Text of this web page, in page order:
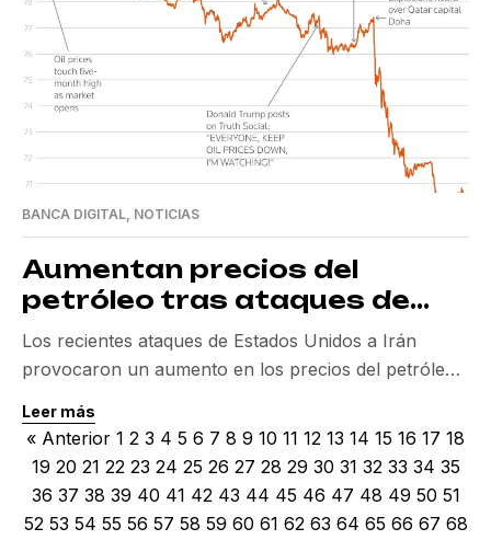
BANCA DIGITAL, NOTICIAS
Aumentan precios del
petróleo tras ataques de
Estados Unidos a Irán
Los recientes ataques de Estados Unidos a Irán
provocaron un aumento en los precios del petróleo,
globales y la economía. En un evento que refuerza la
delicada relación entre estos dos países, los ataques
a tres centrales nucleares iraníes provocaron una
significativa escalada del conflicto entre Irán e […]
Leer más
« Anterior 1 2 3 4 5 6 7 8 9 10 11 12 13 14 15 16 17 18
19 20 21 22 23 24 25 26 27 28 29 30 31 32 33 34 35
36 37 38 39 40 41 42 43 44 45 46 47 48 49 50 51
52 53 54 55 56 57 58 59 60 61 62 63 64 65 66 67 68